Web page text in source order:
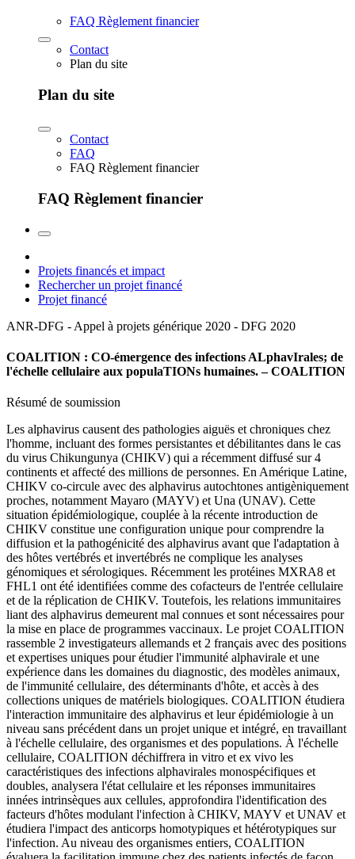
FAQ Règlement financier
Contact
Plan du site
Plan du site
Contact
FAQ
FAQ Règlement financier
FAQ Règlement financier
Projets financés et impact
Rechercher un projet financé
Projet financé
ANR-DFG - Appel à projets générique 2020 - DFG 2020
COALITION : CO-émergence des infections ALphavIrales; de
l'échelle cellulaire aux populaTIONs humaines. – COALITION
Résumé de soumission
Les alphavirus causent des pathologies aiguës et chroniques chez
l'homme, incluant des formes persistantes et débilitantes dans le cas
du virus Chikungunya (CHIKV) qui a récemment diffusé sur 4
continents et affecté des millions de personnes. En Amérique Latine,
CHIKV co-circule avec des alphavirus autochtones antigèniquement
proches, notamment Mayaro (MAYV) et Una (UNAV). Cette
situation épidémiologique, couplée à la récente introduction de
CHIKV constitue une configuration unique pour comprendre la
diffusion et la pathogénicité des alphavirus avant que l'adaptation à
des hôtes vertébrés et invertébrés ne complique les analyses
génomiques et sérologiques. Récemment les protéines MXRA8 et
FHL1 ont été identifiées comme des cofacteurs de l'entrée cellulaire
et de la réplication de CHIKV. Toutefois, les relations immunitaires
liant des alphavirus demeurent mal connues et sont nécessaires pour
la mise en place de programmes vaccinaux. Le projet COALITION
rassemble 2 investigateurs allemands et 2 français avec des positions
et expertises uniques pour étudier l'immunité alphavirale et une
expérience dans les domaines du diagnostic, des modèles animaux,
de l'immunité cellulaire, des déterminants d'hôte, et accès à des
collections uniques de matériels biologiques. COALITION étudiera
l'interaction immunitaire des alphavirus et leur épidémiologie à un
niveau sans précédent dans un projet unique et intégré, en travaillant
à l'échelle cellulaire, des organismes et des populations. À l'échelle
cellulaire, COALITION déchiffrera in vitro et ex vivo les
caractéristiques des infections alphavirales monospécifiques et
doubles, analysera l'état cellulaire et les réponses immunitaires
innées intrinsèques aux cellules, approfondira l'identification des
facteurs d'hôtes modulant l'infection à CHIKV, MAYV et UNAV et
étudiera l'impact des anticorps homotypiques et hétérotypiques sur
l'infection. Au niveau des organismes entiers, COALITION